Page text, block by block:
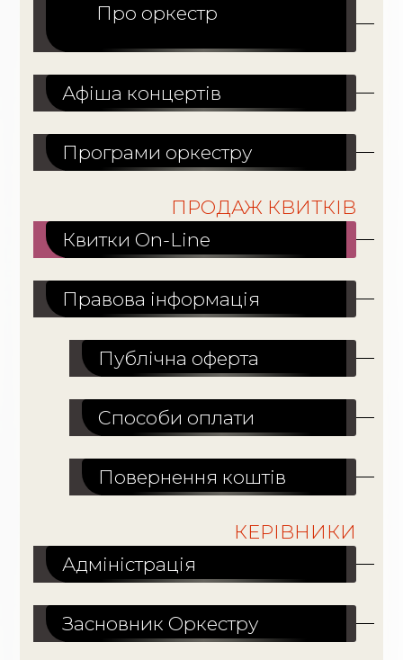
Про оркестр
Афіша концертів
Програми оркестру
ПРОДАЖ КВИТКІВ
Квитки On-Line
Правова інформація
Публічна оферта
Способи оплати
Повернення коштів
КЕРІВНИКИ
Адміністрація
Засновник Оркестру